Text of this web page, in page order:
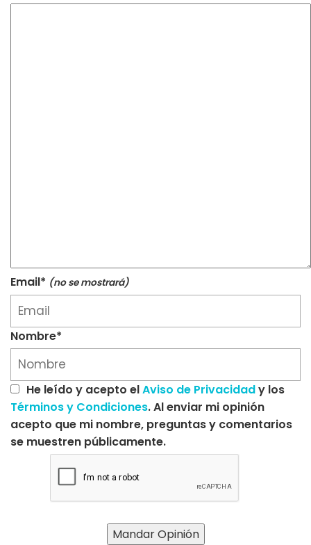
Email* (no se mostrará)
Nombre*
He leído y acepto elAviso de Privacidady los
Términos y Condiciones. Al enviar mi opinión
acepto que mi nombre, preguntas y comentarios
se muestren públicamente.
Mandar Opinión